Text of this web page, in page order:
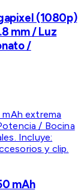
(1080p)
mm / Luz
/
mAh